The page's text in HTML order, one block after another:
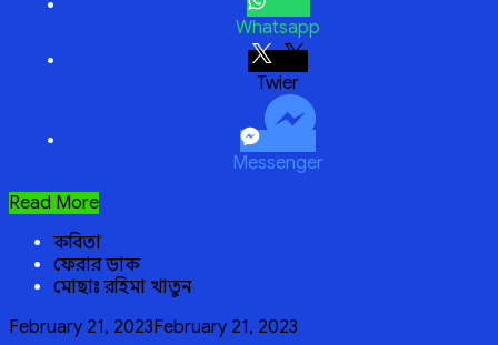
Whatsapp
Twitter
Messenger
অবহেলার
Read More
কবিতা
ফেরার ডাক
মোছাঃ রহিমা খাতুন
Posted
February 21, 2023February 21, 2023